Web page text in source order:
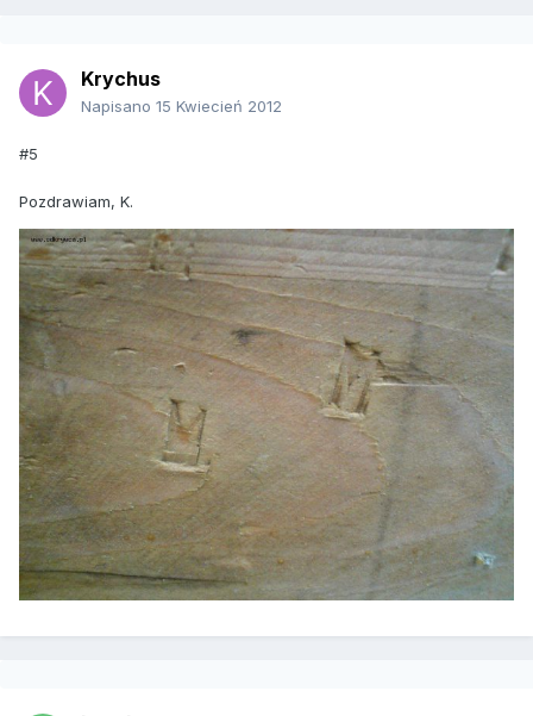
Krychus
Napisano 15 Kwiecień 2012
#5
Pozdrawiam, K.